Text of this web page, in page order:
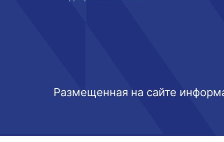
Размещенная на сайте